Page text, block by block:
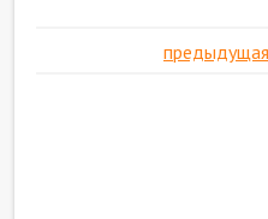
предыдущая